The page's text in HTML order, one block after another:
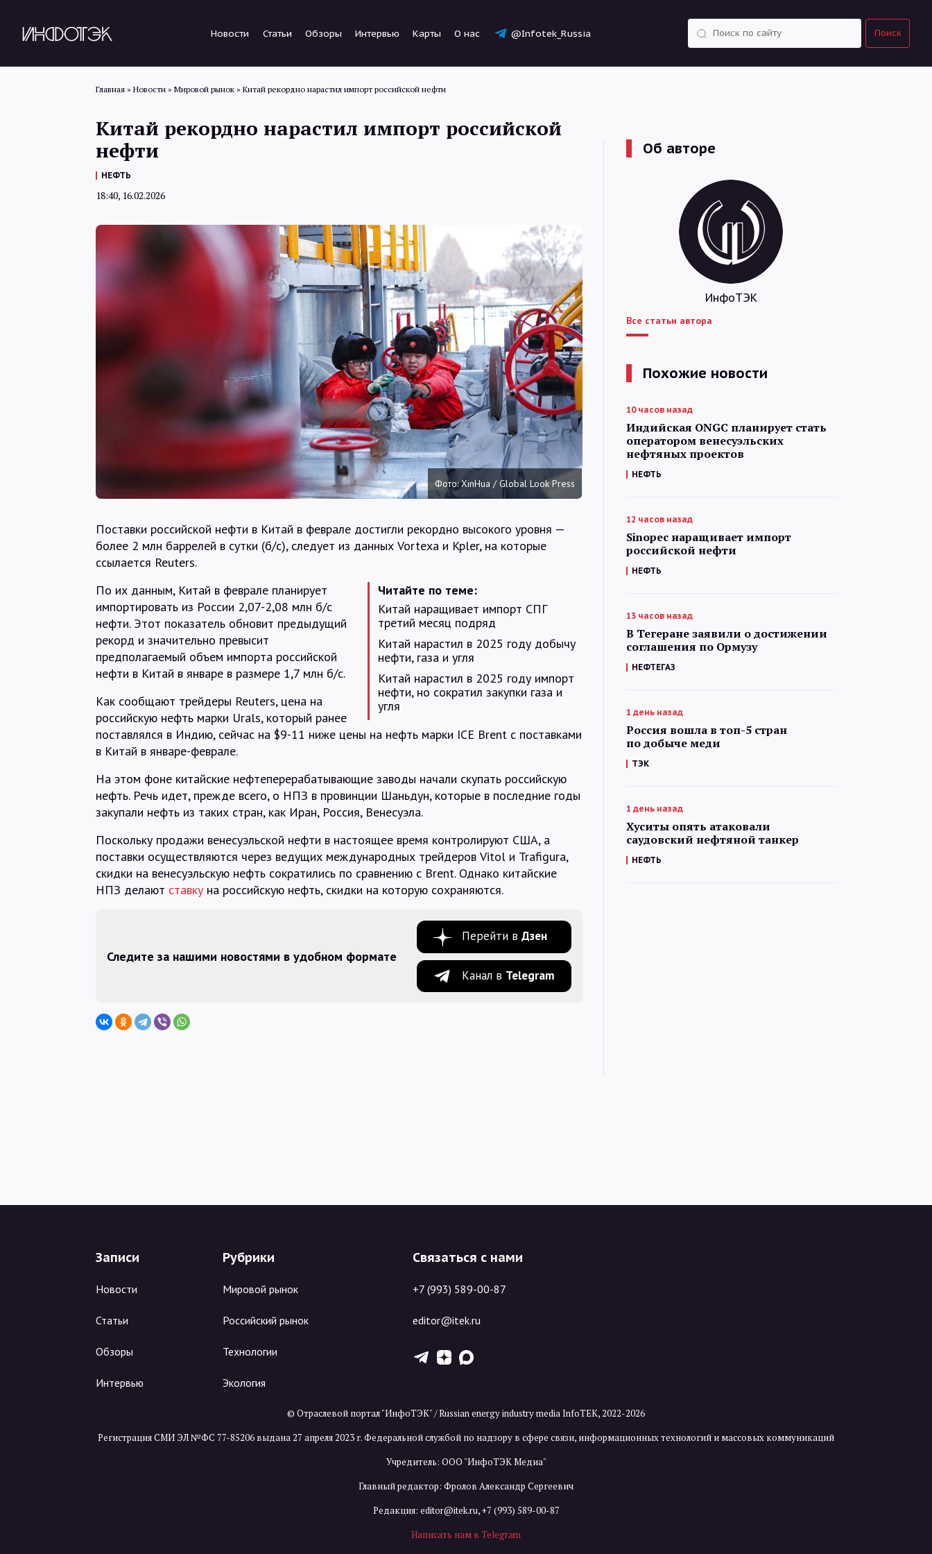
Новости Статьи Обзоры Интервью Карты О нас @Infotek_Russia Поиск
Обзоры
Интервью
Карты
О нас
@Infotek_Russia
Главная » Новости » Мировой рынок » Китай рекордно нарастил импорт российской нефти
Китай рекордно нарастил импорт российской
нефти
НЕФТЬ
18:40, 16.02.2026
Фото: XinHua / Global Look Press
Поставки российской нефти в Китай в феврале достигли рекордно высокого уровня —
более 2 млн баррелей в сутки (б/с), следует из данных Vortexa и Kpler, на которые
ссылается Reuters.
Читайте по теме:
Китай наращивает импорт СПГ
третий месяц подряд
Китай нарастил в 2025 году добычу
нефти, газа и угля
Китай нарастил в 2025 году импорт
нефти, но сократил закупки газа и
угля
По их данным, Китай в феврале планирует
импортировать из России 2,07-2,08 млн б/с
нефти. Этот показатель обновит предыдущий
рекорд и значительно превысит
предполагаемый объем импорта российской
нефти в Китай в январе в размере 1,7 млн б/с.
Как сообщают трейдеры Reuters, цена на
российскую нефть марки Urals, который ранее
поставлялся в Индию, сейчас на $9-11 ниже цены на нефть марки ICE Brent с поставками
в Китай в январе-феврале.
На этом фоне китайские нефтеперерабатывающие заводы начали скупать российскую
нефть. Речь идет, прежде всего, о НПЗ в провинции Шаньдун, которые в последние годы
закупали нефть из таких стран, как Иран, Россия, Венесуэла.
Поскольку продажи венесуэльской нефти в настоящее время контролируют США, а
поставки осуществляются через ведущих международных трейдеров Vitol и Trafigura,
скидки на венесуэльскую нефть сократились по сравнению с Brent. Однако китайские
НПЗ делают ставку на российскую нефть, скидки на которую сохраняются.
Следите за нашими новостями в удобном формате
Перейти в Дзен
Канал в Telegram
Об авторе
ИнфоТЭК
Все статьи автора
Похожие новости
10 часов назад
Индийская ONGC планирует стать
оператором венесуэльских
нефтяных проектов
НЕФТЬ
12 часов назад
Sinopec наращивает импорт
российской нефти
НЕФТЬ
13 часов назад
В Тегеране заявили о достижении
соглашения по Ормузу
НЕФТЕГАЗ
1 день назад
Россия вошла в топ-5 стран
по добыче меди
ТЭК
1 день назад
Хуситы опять атаковали
саудовский нефтяной танкер
НЕФТЬ
Записи
Новости
Статьи
Обзоры
Интервью
Рубрики
Мировой рынок
Российский рынок
Технологии
Экология
Связаться с нами
+7 (993) 589-00-87
editor@itek.ru
T Z X
© Отраслевой портал "ИнфоТЭК" / Russian energy industry media InfoTEK, 2022-2026
Регистрация СМИ ЭЛ №ФС 77-85206 выдана 27 апреля 2023 г. Федеральной службой по надзору в сфере связи, информационных технологий и массовых коммуникаций
Учредитель: ООО "ИнфоТЭК Медиа"
Главный редактор: Фролов Александр Сергеевич
Редакция: editor@itek.ru,+7 (993) 589-00-87
Написать нам в Telegram